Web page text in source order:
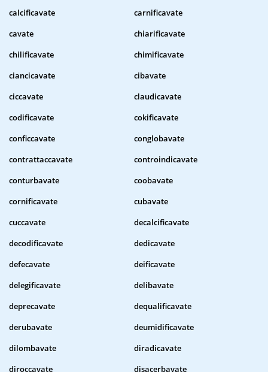
calcificavate
carnificavate
cavate
chiarificavate
chilificavate
chimificavate
ciancicavate
cibavate
ciccavate
claudicavate
codificavate
cokificavate
conficcavate
conglobavate
contrattaccavate
controindicavate
conturbavate
coobavate
cornificavate
cubavate
cuccavate
decalcificavate
decodificavate
dedicavate
defecavate
deificavate
delegificavate
delibavate
deprecavate
dequalificavate
derubavate
deumidificavate
dilombavate
diradicavate
diroccavate
disacerbavate